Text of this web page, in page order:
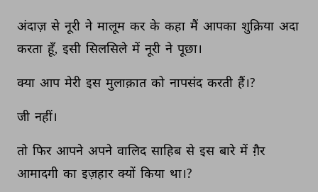
अंदाज़ से नूरी ने मालूम कर के कहा मैं आपका शुक्रिया अदा
करता हूँ, इसी सिलसिले में नूरी ने पूछा।
क्या आप मेरी इस मुलाक़ात को नापसंद करती हैं।?
जी नहीं।
तो फिर आपने अपने वालिद साहिब से इस बारे में ग़ैर
आमादगी का इज़हार क्यों किया था।?